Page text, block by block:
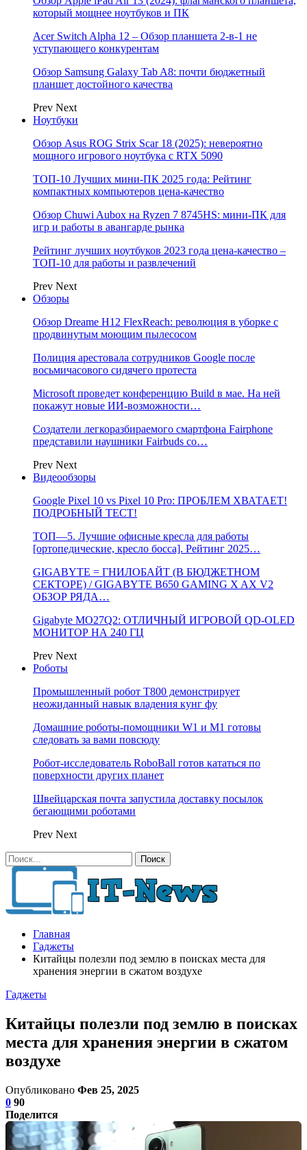
который мощнее ноутбуков и ПК
Acer Switch Alpha 12 – Обзор планшета 2-в-1 не
уступающего конкурентам
Обзор Samsung Galaxy Tab A8: почти бюджетный
планшет достойного качества
Prev Next
Ноутбуки
Обзор Asus ROG Strix Scar 18 (2025): невероятно
мощного игрового ноутбука с RTX 5090
ТОП-10 Лучших мини-ПК 2025 года: Рейтинг
компактных компьютеров цена-качество
Обзор Chuwi Aubox на Ryzen 7 8745HS: мини-ПК для
игр и работы в авангарде рынка
Рейтинг лучших ноутбуков 2023 года цена-качество –
ТОП-10 для работы и развлечений
Prev Next
Обзоры
Обзор Dreame H12 FlexReach: революция в уборке с
продвинутым моющим пылесосом
Полиция арестовала сотрудников Google после
восьмичасового сидячего протеста
Microsoft проведет конференцию Build в мае. На ней
покажут новые ИИ-возможности…
Создатели легкоразбираемого смартфона Fairphone
представили наушники Fairbuds со…
Prev Next
Видеообзоры
Google Pixel 10 vs Pixel 10 Pro: ПРОБЛЕМ ХВАТАЕТ!
ПОДРОБНЫЙ ТЕСТ!
ТОП—5. Лучшие офисные кресла для работы
[ортопедические, кресло босса]. Рейтинг 2025…
GIGABYTE = ГНИЛОБАЙТ (В БЮДЖЕТНОМ
СЕКТОРЕ) / GIGABYTE B650 GAMING X AX V2
ОБЗОР РЯДА…
Gigabyte MO27Q2: ОТЛИЧНЫЙ ИГРОВОЙ QD-OLED
МОНИТОР НА 240 ГЦ
Prev Next
Роботы
Промышленный робот Т800 демонстрирует
неожиданный навык владения кунг фу
Домашние роботы-помощники W1 и M1 готовы
следовать за вами повсюду
Робот-исследователь RoboBall готов кататься по
поверхности других планет
Швейцарская почта запустила доставку посылок
бегающими роботами
Prev Next
Главная
Гаджеты
Китайцы полезли под землю в поисках места для
хранения энергии в сжатом воздухе
Гаджеты
Китайцы полезли под землю в поисках
места для хранения энергии в сжатом
воздухе
Опубликовано Фев 25, 2025
0 90
Поделится